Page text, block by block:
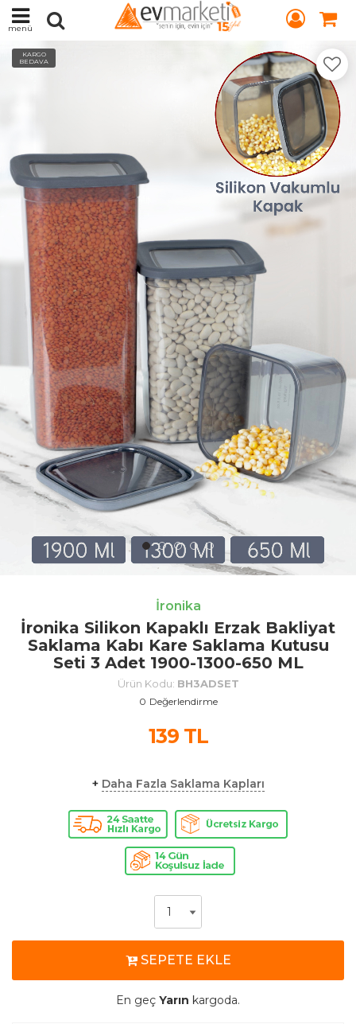
menü
KARGO
BEDAVA
İronika
İronika Silikon Kapaklı Erzak Bakliyat
Saklama Kabı Kare Saklama Kutusu
Seti 3 Adet 1900-1300-650 ML
Ürün Kodu: BH3ADSET
0 Değerlendirme
139TL
+ Daha Fazla Saklama Kapları
SEPETE EKLE
En geç Yarın kargoda.